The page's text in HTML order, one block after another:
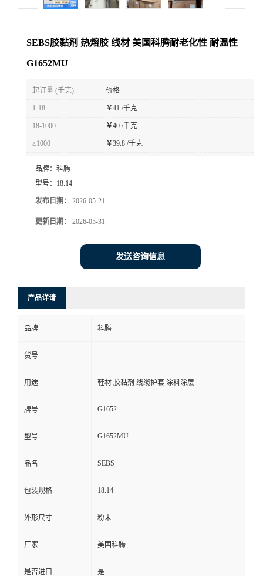
SEBS胶黏剂 热熔胶 线材 美国科腾耐老化性 耐温性
G1652MU
起订量 (千克) 价格
1-18 ￥41 /千克
18-1000 ￥40 /千克
≥1000 ￥39.8 /千克
品牌： 科腾
型号： 18.14
发布日期： 2026-05-21
更新日期： 2026-05-31
发送咨询信息
产品详请
品牌 科腾
货号
用途 鞋材 胶黏剂 线缆护套 涂料涂层
牌号 G1652
型号 G1652MU
品名 SEBS
包装规格 18.14
外形尺寸 粉末
厂家 美国科腾
是否进口 是